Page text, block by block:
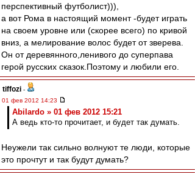
перспективный футболист))),
а вот Рома в настоящий момент -будет играть
на своем уровне или (скорее всего) по кривой
вниз, а мелирование волос будет от зверева.
Он от деревянного,ленивого до суперпава
герой русских сказок.Поэтому и любили его.
tiffozi -
01 фев 2012 14:23
Abilardo » 01 фев 2012 15:21
А ведь кто-то прочитает, и будет так думать.
Неужели так сильно волнуют те люди, которые
это прочтут и так будут думать?